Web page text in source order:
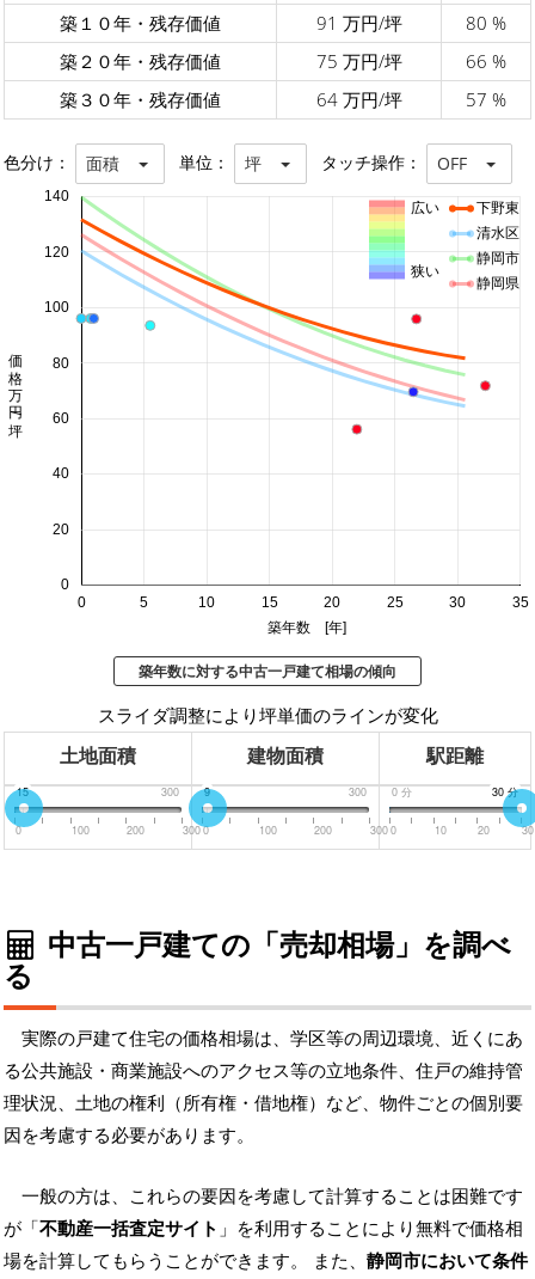
築１０年・残存価値 91 万円/坪
80 %
築２０年・残存価値
75 万円/坪
66 %
築３０年・残存価値
64 万円/坪 57 %
色分け： 面積 単位： 坪 タッチ操作： OFF
0 5 10 15 20 25 30 35
0
20
40
60
80
100
120
140
築年数 [年]
価格 万円/坪
下野東
清水区
静岡市
静岡県
広い
狭い
築年数に対する中古一戸建て相場の傾向
スライダ調整により坪単価のラインが変化
土地面積 建物面積 駅距離
0 300
15
0 100 200 300
0 300
9
0 100 200 300
0 分 30 分
30 分
0 10 20 30
中古一戸建ての「売却相場」を調べ
る
実際の戸建て住宅の価格相場は、学区等の周辺環境、近くにあ
る公共施設・商業施設へのアクセス等の立地条件、住戸の維持管
理状況、土地の権利（所有権・借地権）など、物件ごとの個別要
因を考慮する必要があります。
一般の方は、これらの要因を考慮して計算することは困難です
が「不動産一括査定サイト 」を利用することにより無料で価格相
場を計算してもらうことができます。 また、 静岡市において条件